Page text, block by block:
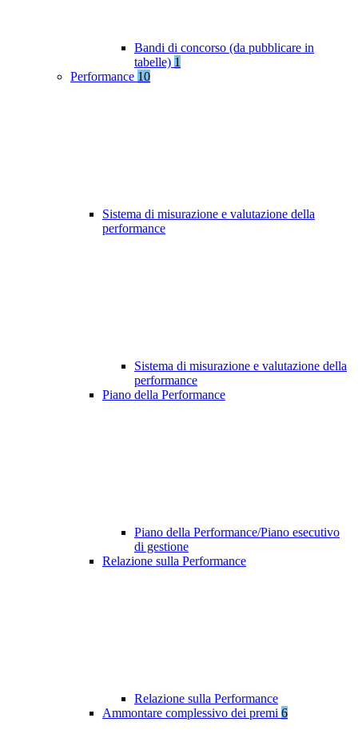
Bandi di concorso (da pubblicare in
tabelle) 1
Performance 10
Sistema di misurazione e valutazione della
performance
Sistema di misurazione e valutazione della
performance
Piano della Performance
Piano della Performance/Piano esecutivo
di gestione
Relazione sulla Performance
Relazione sulla Performance
Ammontare complessivo dei premi 6